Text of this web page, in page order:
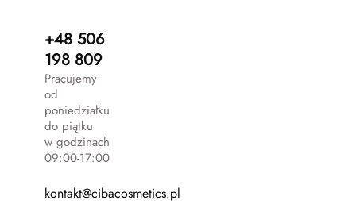
+48 506
198 809
Pracujemy
od
poniedziałku
do piątku
w godzinach
09:00-17:00
kontakt@cibacosmetics.pl